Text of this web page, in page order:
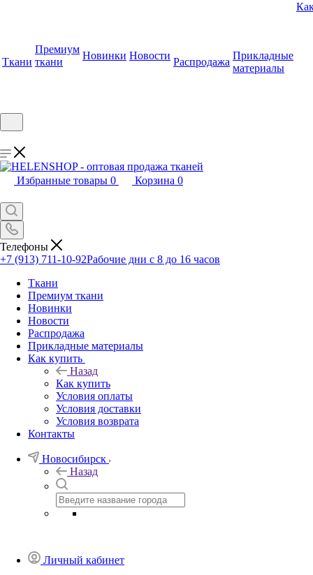
Ткани
Премиум
ткани
Новинки Новости
Распродажа
Прикладные
материалы
Избранные товары 0 Корзина 0
Телефоны
+7 (913) 711-10-92Рабочие дни с 8 до 16 часов
Ткани
Премиум ткани
Новинки
Новости
Распродажа
Прикладные материалы
Как купить
Назад
Как купить
Условия оплаты
Условия доставки
Условия возврата
Контакты
Новосибирск
Назад
Личный кабинет